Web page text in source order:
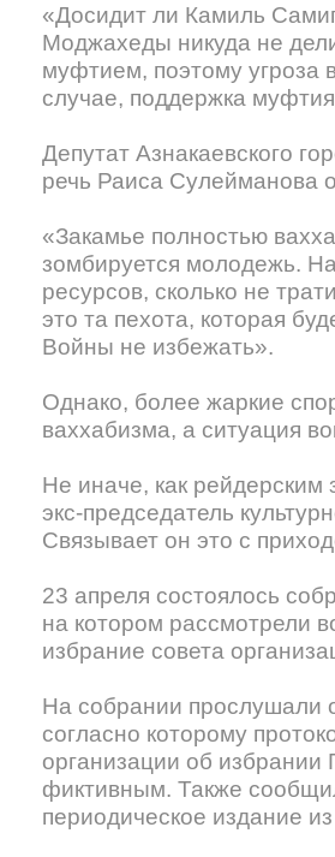
«Досидит ли Камиль
Моджахеды никуда не
муфтием, поэтому угроза
случае, поддержка муфтия
Депутат Азнакаевского
речь Раиса Сулейманова
«Закамье полностью
зомбируется молодежь. На
ресурсов, сколько не
это та пехота, которая
Войны не избежать».
Однако, более жаркие
ваххабизма, а ситуация
Не иначе, как
экс-председатель
Связывает он это с
23 апреля состоялось
на котором рассмотрели
избрание совета
На собрании прослушали
согласно которому
организации об избрании
фиктивным. Также
периодическое издание